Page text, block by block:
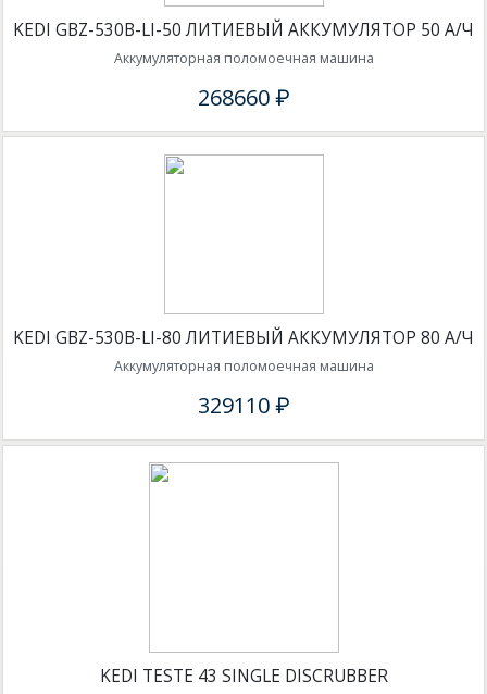
KEDI GBZ-530B-LI-50 ЛИТИЕВЫЙ АККУМУЛЯТОР 50 А/Ч
Аккумуляторная поломоечная машина
268660 ₽
KEDI GBZ-530B-LI-80 ЛИТИЕВЫЙ АККУМУЛЯТОР 80 А/Ч
Аккумуляторная поломоечная машина
329110 ₽
KEDI TESTE 43 SINGLE DISCRUBBER